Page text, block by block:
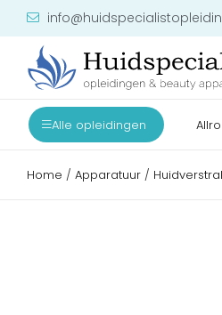
Alle opleidingen
Home / Apparatuur /